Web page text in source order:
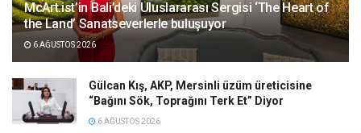
McArt.ist’in Bali’deki Uluslararası Sergisi ‘The Heart of
the Land’ Sanatseverlerle buluşuyor
6 AĞUSTOS 2026
Gülcan Kış, AKP, Mersinli üzüm üreticisine
“Bağını Sök, Toprağını Terk Et” Diyor
6 AĞUSTOS 2026